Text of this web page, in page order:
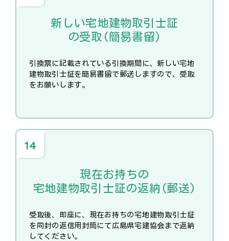
新しい宅地建物取引士証
の受取(簡易書留)
引換票に記載されている引換期間に、新しい宅地
建物取引士証を簡易書留で郵送しますので、受取
をお願いします。
現在お持ちの
宅地建物取引士証の返納(郵送)
受取後、即座に、現在お持ちの宅地建物取引士証
を同封の返信用封筒にて広島県宅建協会まで返納
してください。